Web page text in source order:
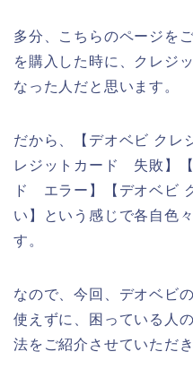
多分、こちらのページを
を購入した時に、クレジ
なった人だと思います。
だから、【デオベビ クレ
レジットカード 失敗】
ド エラー】【デオベビ
い】という感じで各自色
す。
なので、今回、デオベビ
使えずに、困っている人
法をご紹介させていただき